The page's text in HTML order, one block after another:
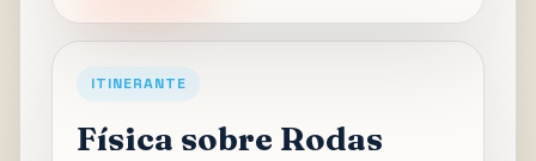
ITINERANTE
Física sobre Rodas